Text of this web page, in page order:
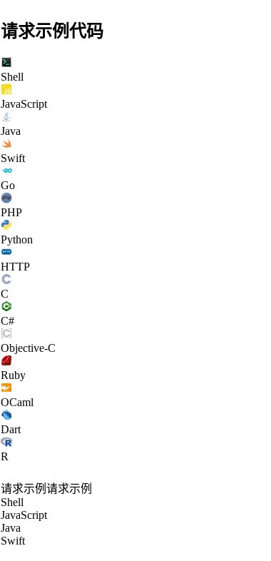
请求示例代码
Shell
JavaScript
Java
Swift
Go
PHP
Python
HTTP
C
C#
Objective-C
Ruby
OCaml
Dart
R
请求示例 请求示例
Shell
JavaScript
Java
Swift